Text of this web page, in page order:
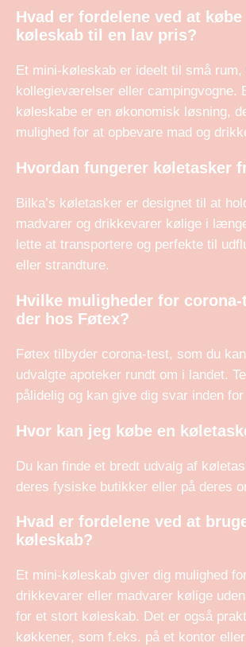
Hvad er fordelene ved at
køleskab til en lav pris?
Et mini-køleskab er ideelt til små rum,
kollegieværelser eller campingvogne.
køleskabe er en økonomisk løsning,
mulighed for at opbevare mad og
Hvordan fungerer køletasker
Bilka’s køletasker er designet til at
madvarer og drikkevarer kølige i
lette at transportere og perfekte til
eller strandture.
Hvilke muligheder for
der hos Føtex?
Føtex tilbyder corona-test, som du
udvalgte apoteker rundt om i landet.
pålidelig og kan give dig svar inden
Hvor kan jeg købe en
Du kan finde et bredt udvalg af
deres fysiske butikker eller på deres
Hvad er fordelene ved at
køleskab?
Et mini-køleskab giver dig mulighed
drikkevarer eller madvarer kølige
for et stort køleskab. Det er også
køkkener, som f.eks. på et kontor